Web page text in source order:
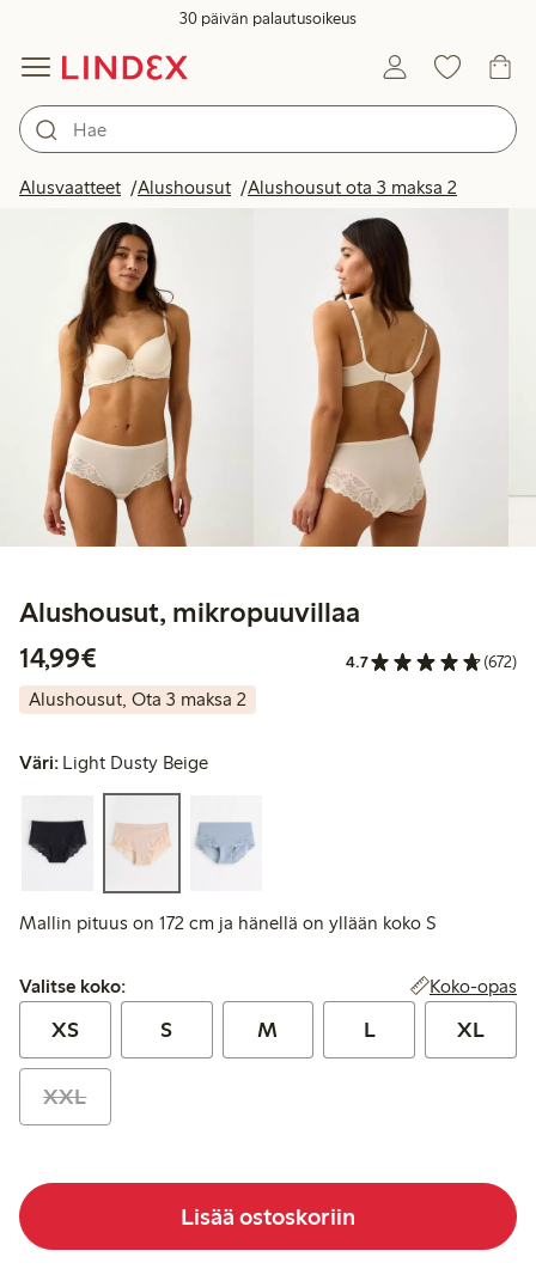
30 päivän palautusoikeus
Alusvaatteet Alushousut Alushousut ota 3 maksa 2
Tuotteet kuvassa
Alushousut, mikropuuvillaa
14,99€
4.7 (672)
Alushousut, Ota 3 maksa 2
Väri: Light Dusty Beige
Mallin pituus on 172 cm ja hänellä on yllään koko S
Valitse koko:
Valitse koko: Koko-opas
XS S M L XL
XXL
Lisää ostoskoriin